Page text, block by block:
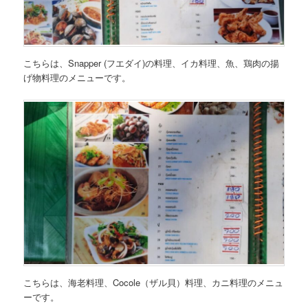
こちらは、Snapper (フエダイ)の料理、イカ料理、魚、鶏肉の揚
げ物料理のメニューです。
こちらは、海老料理、Cocole（ザル貝）料理、カニ料理のメニュ
ーです。